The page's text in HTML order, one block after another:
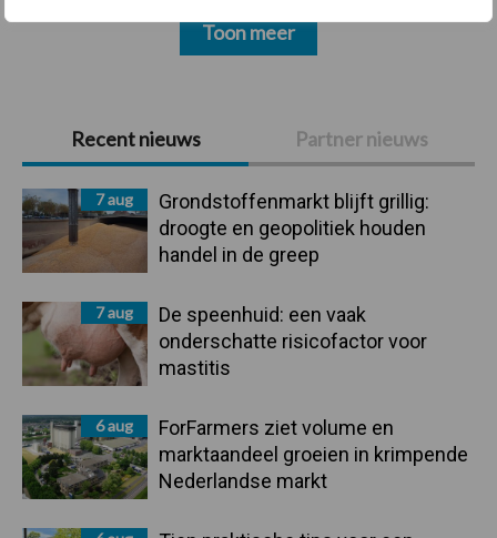
Primaire
Sidebar
Recent nieuws Partner nieuws
7 aug
Grondstoffenmarkt blijft grillig:
droogte en geopolitiek houden
handel in de greep
7 aug
De speenhuid: een vaak
onderschatte risicofactor voor
mastitis
6 aug
ForFarmers ziet volume en
marktaandeel groeien in krimpende
Nederlandse markt
Toon meer